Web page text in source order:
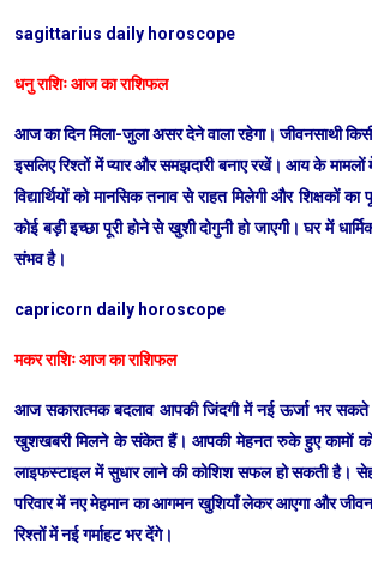
sagittarius daily horoscope
धनु राशिः आज का राशिफल
आज का दिन मिला-जुला असर देने वाला रहेगा। जीवनसाथी
इसलिए रिश्तों में प्यार और समझदारी बनाए रखें। आय के मामलों
विद्यार्थियों को मानसिक तनाव से राहत मिलेगी और शिक्षकों
कोई बड़ी इच्छा पूरी होने से खुशी दोगुनी हो जाएगी। घर में
संभव है।
capricorn daily horoscope
मकर राशिः आज का राशिफल
आज सकारात्मक बदलाव आपकी जिंदगी में नई ऊर्जा भर
खुशखबरी मिलने के संकेत हैं। आपकी मेहनत रुके हुए कामों को
लाइफस्टाइल में सुधार लाने की कोशिश सफल हो सकती है।
परिवार में नए मेहमान का आगमन खुशियाँ लेकर आएगा और
रिश्तों में नई गर्माहट भर देंगे।